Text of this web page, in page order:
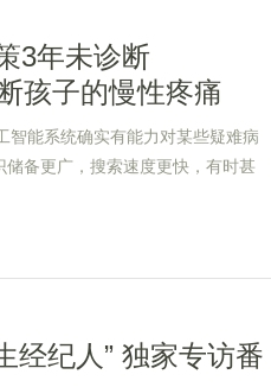
3年未诊断
孩子的慢性疼痛
智能系统确实有能力对某些疑难病
备更广，搜索速度更快，有时甚
经纪人” 独家专访番